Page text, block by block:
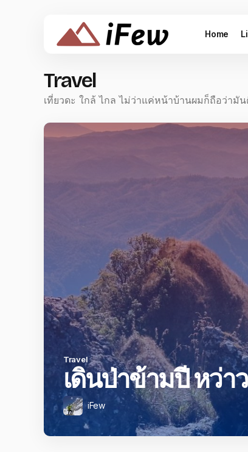
Home
Travel
เที่ยวดะ ใกล้ ไกล ไม่ว่าแค่หน้าบ้านผมก็ถือว่ามัน
Travel
เดินป่าข้ามปี หว่า
iFew